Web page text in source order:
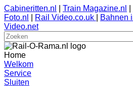
Cabineritten.nl Train Magazine.nl
Foto.nl
Rail Video.co.uk Bahnen
Video.net
Home
Welkom
Service
Sluiten